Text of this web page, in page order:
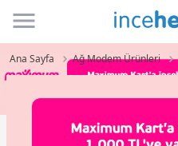
Incehesap
Ana Sayfa Ağ Modem Ürünleri